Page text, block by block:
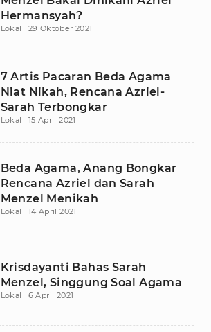
Hermansyah?
Lokal 29 Oktober 2021
7 Artis Pacaran Beda Agama
Niat Nikah, Rencana Azriel-
Sarah Terbongkar
Lokal 15 April 2021
Beda Agama, Anang Bongkar
Rencana Azriel dan Sarah
Menzel Menikah
Lokal 14 April 2021
Krisdayanti Bahas Sarah
Menzel, Singgung Soal Agama
Lokal 6 April 2021